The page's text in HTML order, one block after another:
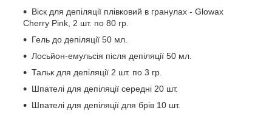
Віск для депіляції плівковий в гранулах - Glowax
Cherry Pink, 2 шт. по 80 гр.
Гель до депіляції 50 мл.
Лосьйон-емульсія після депіляції 50 мл.
Тальк для депіляції 2 шт. по 3 гр.
Шпателі для депіляції середні 20 шт.
Шпателі для депіляції для брів 10 шт.